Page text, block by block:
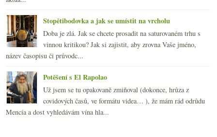
Stopětibodovka a jak se umístit na vrcholu
Doba je zlá. Jak se chcete prosadit na saturovaném trhu s
vinnou kritikou? Jak si zajistit, aby zrovna Vaše jméno,
název časopisu či průvodc...
Potěšení s El Rapolao
Už jsem se tu opakovaně zmiňoval (dokonce, hrůza z
covidových časů, ve formátu videa… ), že mám rád odrůdu
Mencía a dost vyhledávám vína hla...